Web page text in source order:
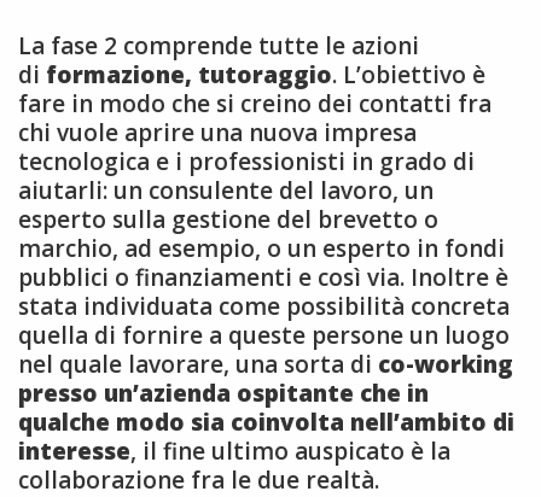
La fase 2 comprende tutte le azioni
di formazione, tutoraggio. L’obiettivo è
fare in modo che si creino dei contatti fra
chi vuole aprire una nuova impresa
tecnologica e i professionisti in grado di
aiutarli: un consulente del lavoro, un
esperto sulla gestione del brevetto o
marchio, ad esempio, o un esperto in fondi
pubblici o finanziamenti e così via. Inoltre è
stata individuata come possibilità concreta
quella di fornire a queste persone un luogo
nel quale lavorare, una sorta di co-working
presso un’azienda ospitante che in
qualche modo sia coinvolta nell’ambito di
interesse, il fine ultimo auspicato è la
collaborazione fra le due realtà.